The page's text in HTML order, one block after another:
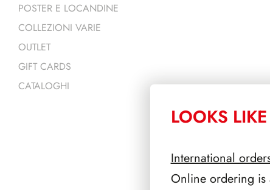
POSTER E LOCANDINE
COLLEZIONI VARIE
OUTLET
GIFT CARDS
CATALOGHI
LOOKS
International
Online ordering is